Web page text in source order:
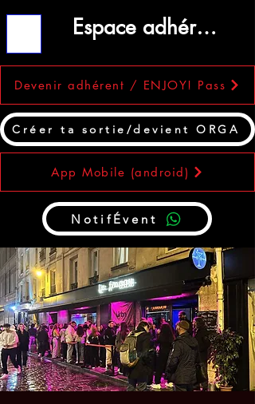
Devenir adhérent / ENJOY! Pass
Créer ta sortie/devient ORGA
Espace adhérent
NotifÉvent
App Mobile (android)